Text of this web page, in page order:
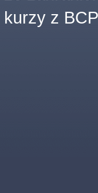
kurzy z